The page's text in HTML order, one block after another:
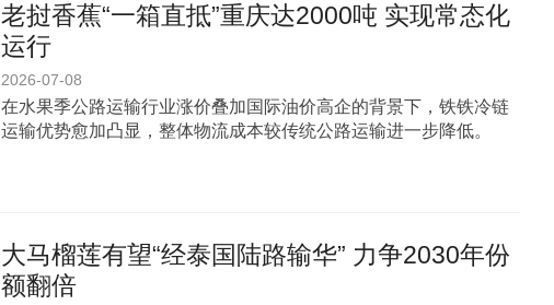
老挝香蕉“一箱直抵”重庆达2000吨 实现常态化
运行
2026-07-08
在水果季公路运输行业涨价叠加国际油价高企的背景下，铁铁冷链
运输优势愈加凸显，整体物流成本较传统公路运输进一步降低。
大马榴莲有望“经泰国陆路输华” 力争2030年份
额翻倍